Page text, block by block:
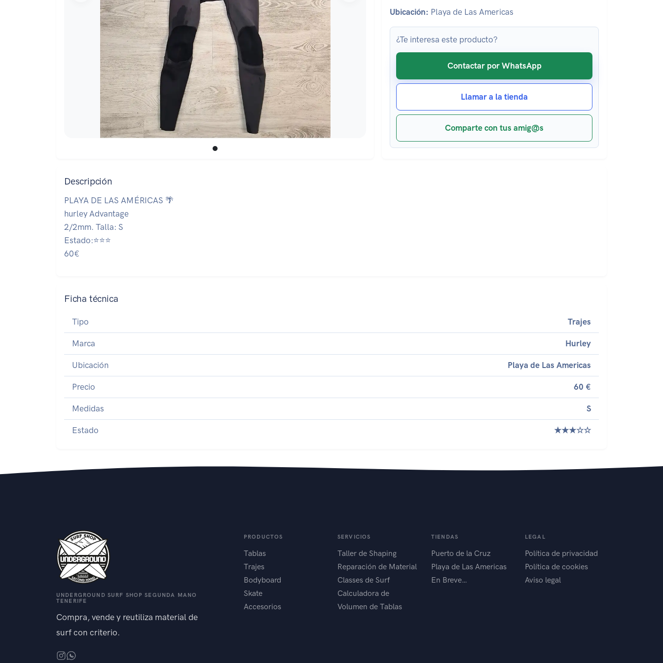
Ubicación: Playa de Las Americas
¿Te interesa este producto?
Contactar por WhatsApp
Llamar a la tienda
Comparte con tus amig@s
Descripción
PLAYA DE LAS AMÉRICAS 🌴
hurley Advantage
2/2mm. Talla: S
Estado:⭐⭐⭐
60€
Ficha técnica
Tipo Trajes
Marca Hurley
Ubicación Playa de Las Americas
Precio 60 €
Medidas S
Estado ★★★☆☆
UNDERGROUND SURF SHOP SEGUNDA MANO
TENERIFE
Compra, vende y reutiliza material de
surf con criterio.
PRODUCTOS
Tablas
Trajes
Bodyboard
Skate
Accesorios
SERVICIOS
Taller de Shaping
Reparación de Material
Classes de Surf
Calculadora de
Volumen de Tablas
TIENDAS
Puerto de la Cruz
Playa de Las Americas
En Breve…
LEGAL
Política de privacidad
Política de cookies
Aviso legal